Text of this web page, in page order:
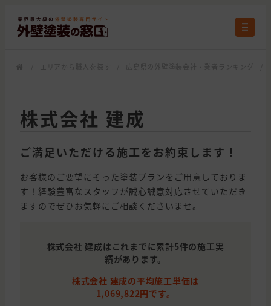
株式会社 建成
ご満足いただける施工をお約束します！
お客様のご要望にそった塗装プランをご用意しておりま
す！経験豊富なスタッフが誠心誠意対応させていただき
ますのでぜひお気軽にご相談くださいませ。
株式会社 建成はこれまでに累計5件の施工実
績があります。
株式会社 建成の平均施工単価は
1,069,822円です。